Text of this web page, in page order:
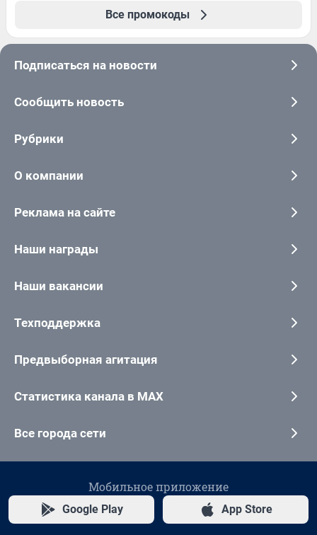
Все промокоды
Подписаться на новости
Сообщить новость
Рубрики
О компании
Реклама на сайте
Наши награды
Наши вакансии
Техподдержка
Предвыборная агитация
Статистика канала в MAX
Все города сети
Мобильное приложение
Google Play App Store